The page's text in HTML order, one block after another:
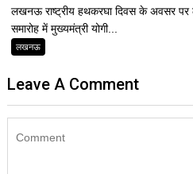
लखनऊ राष्ट्रीय हथकरघा दिवस के अवसर पर
समारोह में मुख्यमंत्री योगी...
लखनऊ
Leave A Comment